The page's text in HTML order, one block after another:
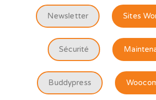
Newsletter Sites
Sécurité
Buddypress